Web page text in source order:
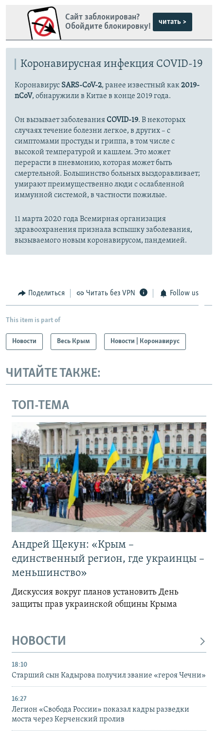
Сайт заблокирован?
Обойдите блокировку!
читать >
Коронавирусная инфекция COVID-19
Коронавирус SARS-CoV-2, ранее известный как2019-
nCoV, обнаружили в Китае в конце 2019 года.
Он вызывает заболеванияCOVID-19. В некоторых
случаях течение болезни легкое, в других – с
симптомами простуды и гриппа, в том числе с
высокой температурой и кашлем. Это может
перерасти в пневмонию, которая может быть
смертельной. Большинство больных выздоравливает;
умирают преимущественно люди с ослабленной
иммунной системой, в частности пожилые.
11 марта 2020 года Всемирная организация
здравоохранения признала вспышку заболевания,
вызываемого новым коронавирусом, пандемией.
Поделиться Читать без VPN Follow us
This item is part of
Новости Весь Крым Новости | Коронавирус
ЧИТАЙТЕ ТАКЖЕ:
ТОП-ТЕМА
Андрей Щекун: «Крым –
единственный регион, где украинцы –
меньшинство»
Дискуссия вокруг планов установить День
защиты прав украинской общины Крыма
НОВОСТИ
18:10
Старший сын Кадырова получил звание «героя Чечни»
16:27
Легион «Свобода России» показал кадры разведки
моста через Керченский пролив